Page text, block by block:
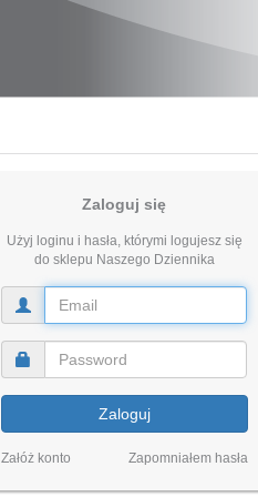
Zaloguj się
Użyj loginu i hasła, którymi logujesz się
do sklepu Naszego Dziennika
Zaloguj
Załóż konto Zapomniałem hasła